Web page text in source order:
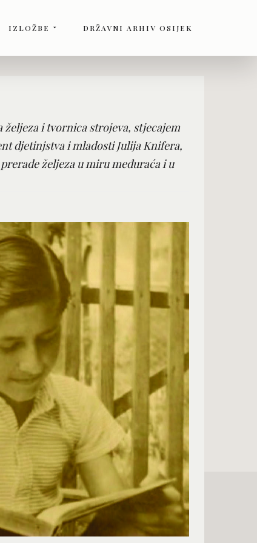
IZLOŽBE DRŽAVNI ARHIV OSIJEK
željeza i tvornica strojeva, stjecajem
djetinjstva i mladosti Julija Knifera,
željeza u miru međuraća i u